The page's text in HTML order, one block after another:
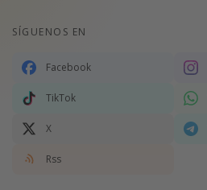
SÍGUENOS EN
Facebook
TikTok
X
Rss